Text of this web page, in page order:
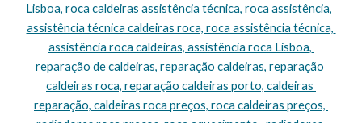
Lisboa, roca caldeiras assistência técnica, roca assistência,
assistência técnica caldeiras roca, roca assistência técnica,
assistência roca caldeiras, assistência roca Lisboa,
reparação de caldeiras, reparação caldeiras, reparação
caldeiras roca, reparação caldeiras porto, caldeiras
reparação, caldeiras roca preços, roca caldeiras preços,